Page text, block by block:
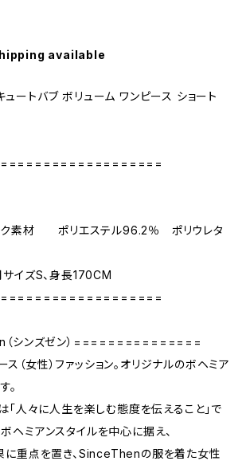
available
ートバブ ボリューム ワンピース ショート
ク素材 ポリエステル96.2％ ポリウレタ
イズS、身長170CM
シンズゼン）===============
（女性）ファッション。オリジナルのボヘミア
。
「人々に人生を楽しむ態度を伝えること」で
ヘミアンスタイルを中心に据え、
に重点を置き、SinceThenの服を着た女性